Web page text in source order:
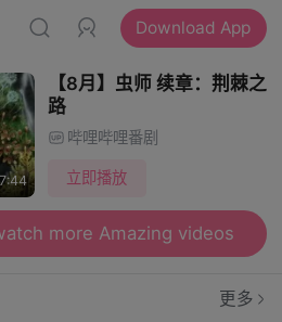
Download App
【8月】虫师 续章：荆棘之
路
哔哩哔哩番剧
立即播放
more Amazing videos
更多